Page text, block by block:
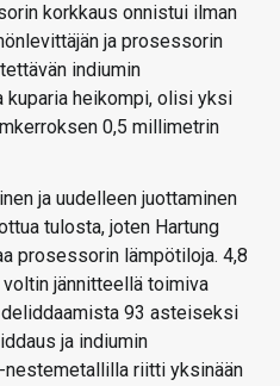
korkkaus onnistui ilman
ja prosessorin
indiumin
kuparia heikompi, olisi yksi
0,5 millimetrin
ja uudelleen juottaminen
tulosta, joten Hartung
prosessorin lämpötiloja. 4,8
jännitteellä toimiva
93 asteiseksi
ja indiumin
nestemetallilla riitti yksinään